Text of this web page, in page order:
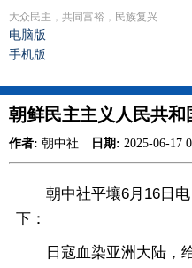
大众民主，共同富裕，民族复兴
电脑版
手机版
朝鲜民主主义人民共
作者: 朝中社 日期: 2025-06-17
朝中社平壤6月16日电
下：
日寇血染亚洲大陆，给